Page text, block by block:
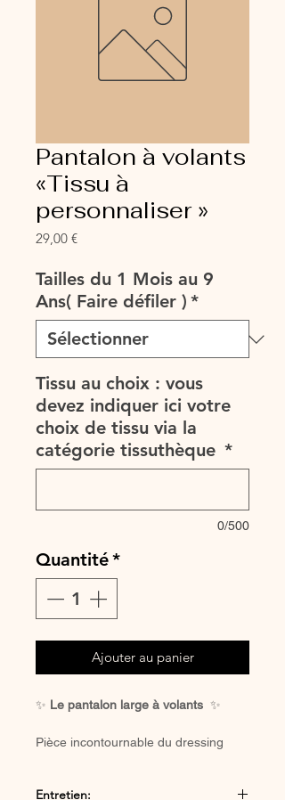
Pantalon à volants
«Tissu à
personnaliser »
29,00 €Prix
Tailles du 1 Mois au 9
Ans( Faire défiler ) *
Tissu au choix : vous
devez indiquer ici votre
choix de tissu via la
catégorie tissuthèque *
0/500
Quantité*
Ajouter au panier
✨ Le pantalon large à volants ✨
Pièce incontournable du dressing
Entretien: